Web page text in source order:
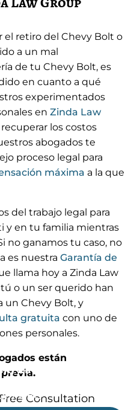
el retiro del Chevy Bolt o
a un mal
de tu Chevy Bolt, es
en cuanto a qué
experimentados
en Zinda Law
los costos
abogados te
proceso legal para
máxima a la que
del trabajo legal para
y en tu familia mientras
no ganamos tu caso, no
es nuestra Garantía de
llama hoy a Zinda Law
o un ser querido han
un Chevy Bolt, y
gratuita con uno de
personales.
están
Zinda
/ CEO